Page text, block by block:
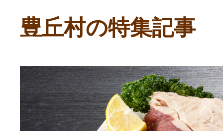
副業・パラレルワーカー
個人事業主・フリーラン
個人事業・フリーランス
豊丘村の特集記事